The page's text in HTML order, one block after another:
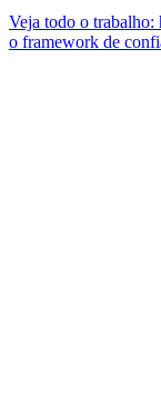
Veja todo o trabalho:
o framework de